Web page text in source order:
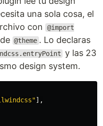
una sola cosa, el
con
@import
@theme . Lo declaras
y las 23
design system.
],